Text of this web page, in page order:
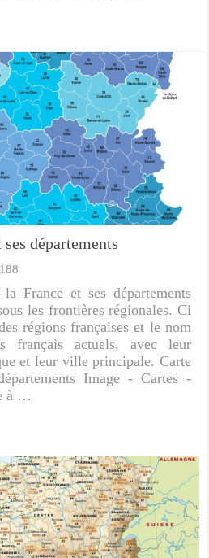
départements
France et ses départements
les frontières régionales. Ci
régions françaises et le nom
français actuels, avec leur
et leur ville principale. Carte
Image - Cartes -
à …